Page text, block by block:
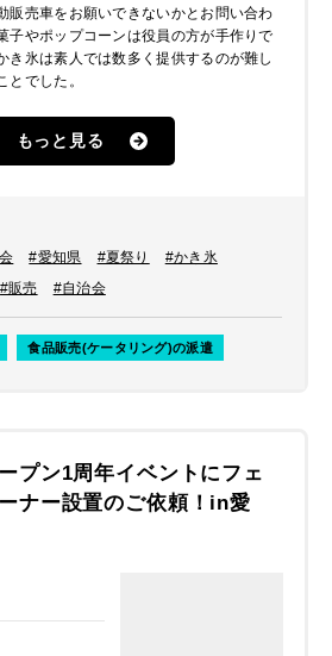
販売車をお願いできないかとお問い合わ
子やポップコーンは役員の方が手作りで
き氷は素人では数多く提供するのが難し
とでした。
もっと見る
#愛知県 #夏祭り
#かき氷
#販売 #自治会
食品販売(ケータリング)の派遣
プン1周年イベントにフェ
ナー設置のご依頼！in愛